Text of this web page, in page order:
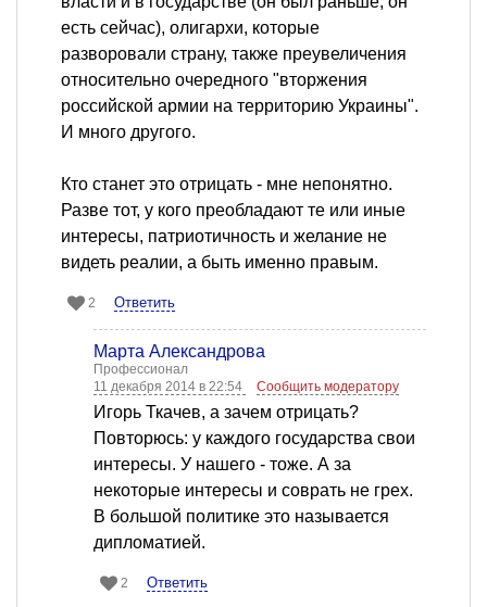
есть сейчас), олигархи, которые
разворовали страну, также преувеличения
относительно очередного "вторжения
российской армии на территорию Украины".
И много другого.
Кто станет это отрицать - мне непонятно.
Разве тот, у кого преобладают те или иные
интересы, патриотичность и желание не
видеть реалии, а быть именно правым.
2 Ответить
Марта Александрова
Профессионал
11 декабря 2014 в 22:54
Сообщить модератору
Игорь Ткачев, а зачем отрицать?
Повторюсь: у каждого государства свои
интересы. У нашего - тоже. А за
некоторые интересы и соврать не грех.
В большой политике это называется
дипломатией.
2 Ответить